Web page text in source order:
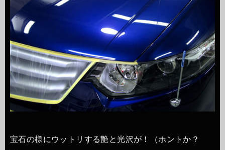
宝石の様にウットリする艶と光沢が！（ホントか？